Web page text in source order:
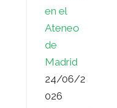
en el
Ateneo
de
Madrid
24/06/2
026